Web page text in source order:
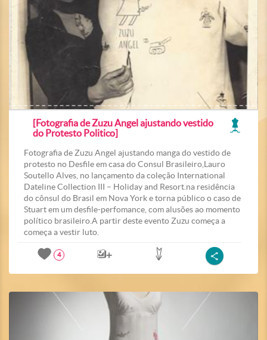
[Fotografia de Zuzu Angel ajustando vestido
do Protesto Politico]
Fotografia de Zuzu Angel ajustando manga do vestido de
protesto no Desfile em casa do Consul Brasileiro,Lauro
Soutello Alves, no lançamento da coleção International
Dateline Collection III – Holiday and Resort.na residência
do cônsul do Brasil em Nova York e torna público o caso de
Stuart em um desfile-perfomance, com alusões ao momento
político brasileiro.A partir deste evento Zuzu começa a
começa a vestir luto.
4